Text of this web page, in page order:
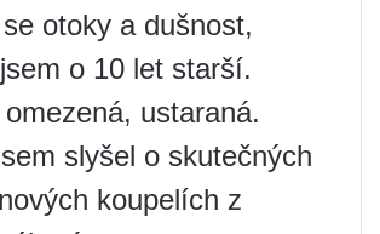
otoky a dušnost,
o 10 let starší.
ustaraná.
slyšel o skutečných
koupelích z